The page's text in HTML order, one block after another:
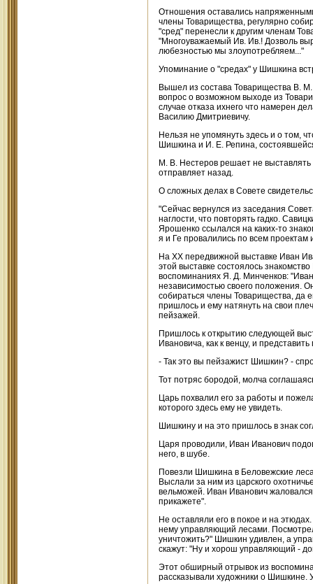
Отношения оставались
члены Товарищества, регулярно
"сред" перенесли к другим членам
"Многоуважаемый Ив. Ив.! Дозволь
любезностью мы злоупотребляем..."
Упоминание о "средах" у Шишкина
Вышел из состава Товарищества В.
вопрос о возможном выходе из
случае отказа ихнего что намерен
Василию Дмитриевичу.
Нельзя не упомянуть здесь и о том,
Шишкина и И. Е. Репина,
М. В. Нестеров решает не
отправляет назад.
О сложных делах в Совете
"Сейчас вернулся из заседания
наглости, что повторять гадко.
Ярошенко ссылался на каких-то
я и Ге провалились по всем проектам
На XX передвижной выставке Иван
этой выставке состоялось
воспоминаниях Я. Д. Минченков:
независимостью своего положения.
собираться члены Товарищества, да
пришлось и ему натянуть на свои
пейзажей.
Пришлось к открытию следующей
Ивановича, как к венцу, и
- Так это вы пейзажист Шишкин? -
Тот потряс бородой, молча
Царь похвалил его за работы и
которого здесь ему не увидеть.
Шишкину и на это пришлось в знак
Царя проводили, Иван Иванович
него, в шубе.
Повезли Шишкина в Беловежские
Выслали за ним из царского
вельможей. Иван Иванович
прикажете".
Не оставляли его в покое и на
нему управляющий лесами.
уничтожить?" Шишкин удивлен, а
скажут: "Ну и хорош управляющий -
Этот обширный отрывок из
рассказывали художники о Шишкине.